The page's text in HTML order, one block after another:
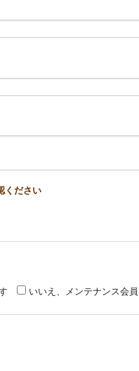
ください
いいえ、メンテナンス会